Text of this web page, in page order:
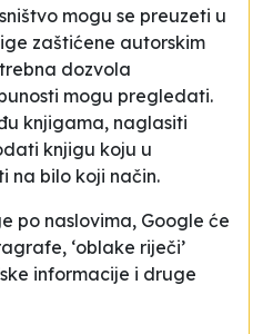
mogu se preuzeti u
zaštićene autorskim
dozvola
mogu pregledati.
knjigama, naglasiti
knjigu koju u
na bilo koji način.
po naslovima, Google će
‘oblake riječi’
informacije i druge